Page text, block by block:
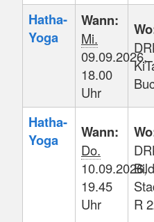
Hatha-
Yoga
Wann:
Mi.
09.09.2026,
18.00
Uhr
Hatha-
Yoga
Wann:
Do.
10.09.2026,
19.45
Uhr
R